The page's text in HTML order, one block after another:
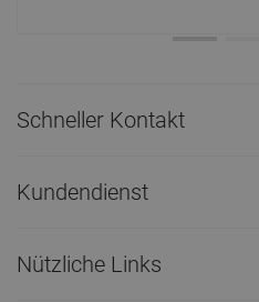
Schneller Kontakt
Kundendienst
Nützliche Links